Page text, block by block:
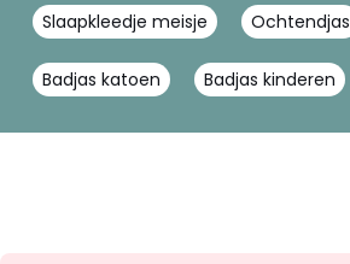
Slaapkleedje meisje Ochtendjas
Badjas katoen Badjas kinderen